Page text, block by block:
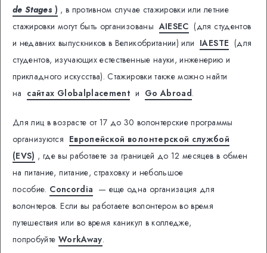
de Stages) , в противном случае стажировки или летние
стажировки могут быть организованыAIESEC (для студентов
и недавних выпускников в Великобритании) или IAESTE (для
студентов, изучающих естественные науки, инженерию и
прикладного искусства). Стажировки также можно найти
на сайтах Globalplacement и Go Abroad.
Для лиц в возрасте от 17 до 30 волонтерские программы
организуются Европейской волонтерской службой
(EVS) , где вы работаете за границей до 12 месяцев в обмен
на питание, питание, страховку и небольшое
пособие. Concordia — еще одна организация для
волонтеров. Если вы работаете волонтером во время
путешествия или во время каникул в колледже,
попробуйте WorkAway.